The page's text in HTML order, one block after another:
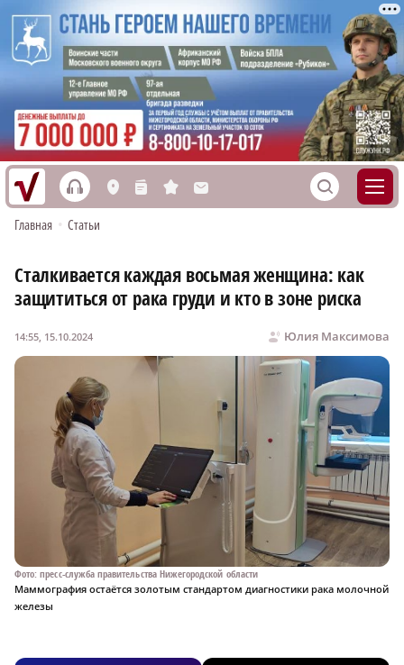
h L n s M S
Главная • Статьи
Сталкивается каждая восьмая женщина: как
защититься от рака груди и кто в зоне риска
Юлия Максимова
14:55, 15.10.2024
Фото: пресс-служба правительства Нижегородской области
Маммография остаётся золотым стандартом диагностики рака молочной
железы